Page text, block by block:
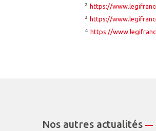
² https://
³ https://
⁴ https://
Nos autres actualités—